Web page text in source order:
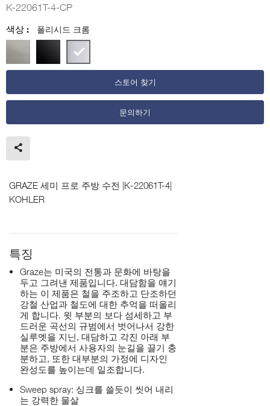
K-22061T-4-CP
색상 :
폴리시드 크롬
스토어 찾기
문의하기
GRAZE 세미 프로 주방 수전 |K-22061T-4|
KOHLER
특징
Graze는 미국의 전통과 문화에 바탕을
두고 그려낸 제품입니다. 대담함을 얘기
하는 이 제품은 철을 주조하고 단조하던
강철 산업과 철도에 대한 추억을 떠올리
게 합니다. 윗 부분의 보다 섬세하고 부
드러운 곡선의 규범에서 벗어나서 강한
실루엣을 지닌, 대담하고 각진 아래 부
분은 주방에서 사용자의 눈길을 끌기 충
분하고, 또한 대부분의 가정에 디자인
완성도를 높이는데 일조합니다.
Sweep spray: 싱크를 쓸듯이 씻어 내리
는 강력한 물살